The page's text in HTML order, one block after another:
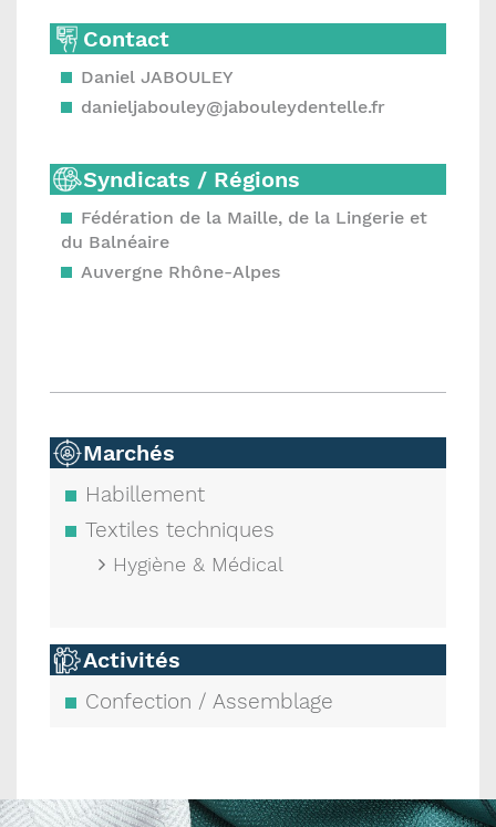
Contact
Daniel JABOULEY
danieljabouley@jabouleydentelle.fr
Syndicats / Régions
Fédération de la Maille, de la Lingerie et
du Balnéaire
Auvergne Rhône-Alpes
Marchés
Habillement
Textiles techniques
Hygiène & Médical
Activités
Confection / Assemblage